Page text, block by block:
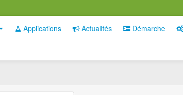
Applications Actualités Démarche